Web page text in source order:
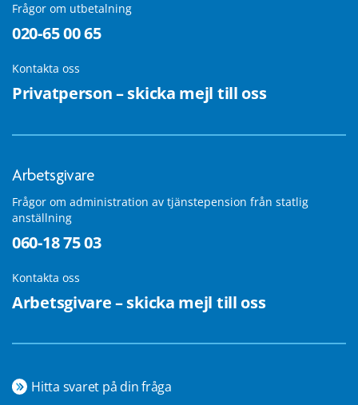
Frågor om utbetalning
020-65 00 65
Kontakta oss
Privatperson – skicka mejl till oss
Arbetsgivare
Frågor om administration av tjänstepension från statlig
anställning
060-18 75 03
Kontakta oss
Arbetsgivare – skicka mejl till oss
Hitta svaret på din fråga